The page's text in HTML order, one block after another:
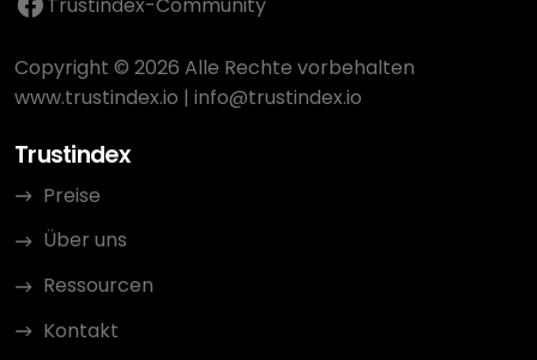
Copyright © 2026 Alle Rechte vorbehalten
www.trustindex.io | info@trustindex.io
Trustindex
Preise
Über uns
Ressourcen
Kontakt